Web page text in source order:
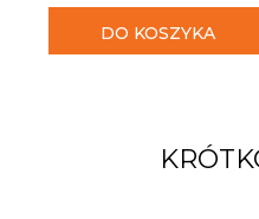
DO KOSZYKA